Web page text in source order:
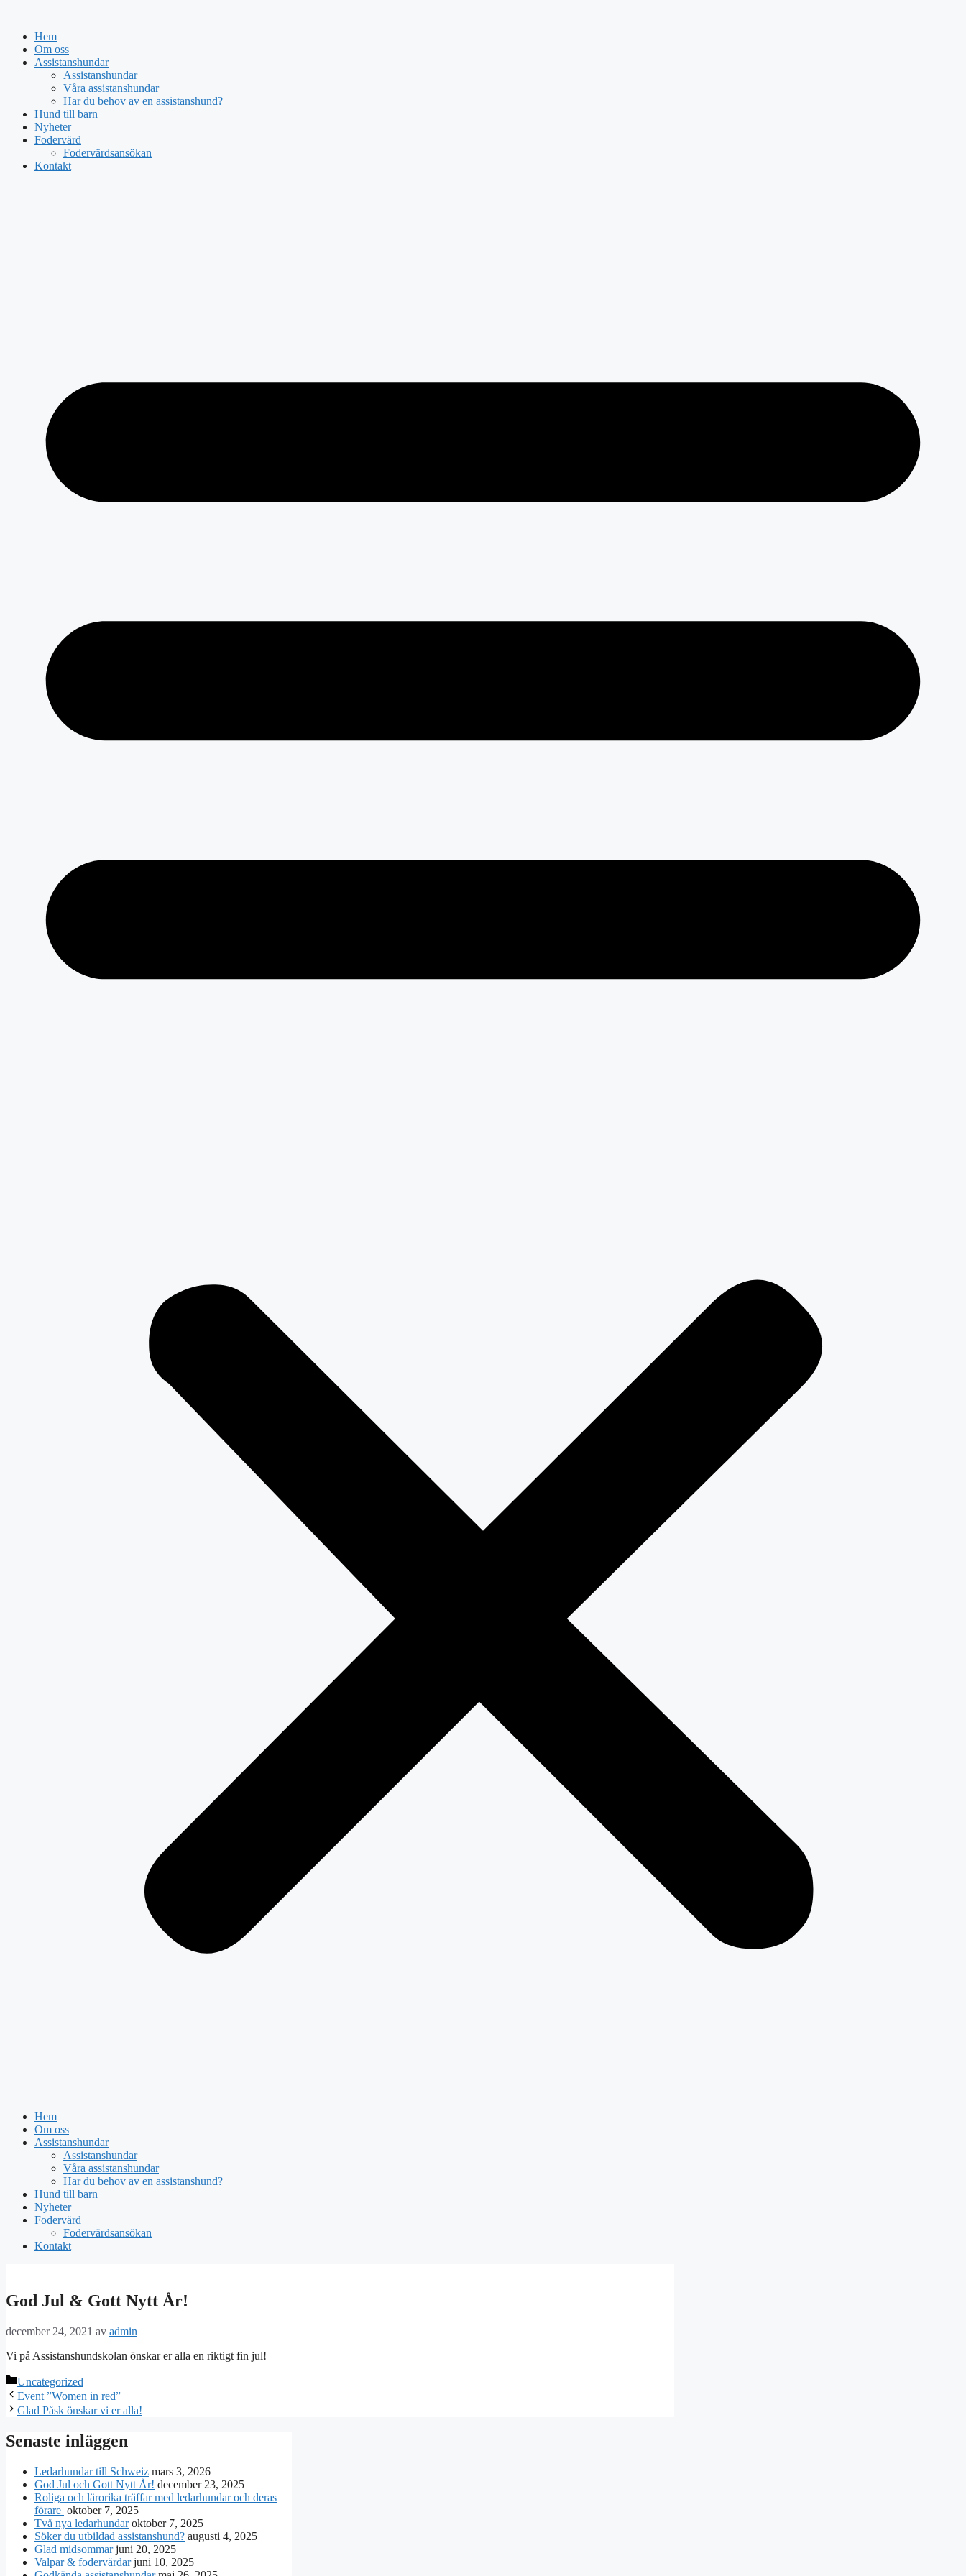
innehållHem
Om oss
Assistanshundar
Assistanshundar
Våra assistanshundar
Har du behov av en assistanshund?
Hund till barn
Nyheter
Fodervärd
Fodervärdsansökan
Kontakt
Hem
Om oss
Assistanshundar
Assistanshundar
Våra assistanshundar
Har du behov av en assistanshund?
Hund till barn
Nyheter
Fodervärd
Fodervärdsansökan
Kontakt
God Jul & Gott Nytt År!
december 24, 2021 av admin
Vi på Assistanshundskolan önskar er alla en riktigt fin jul!
Kategorier
Uncategorized
Event ”Women in red”
Glad Påsk önskar vi er alla!
Senaste inläggen
Ledarhundar till Schweiz mars 3, 2026
God Jul och Gott Nytt År! december 23, 2025
Roliga och lärorika träffar med ledarhundar och deras
förare oktober 7, 2025
Två nya ledarhundar oktober 7, 2025
Söker du utbildad assistanshund? augusti 4, 2025
Glad midsommar juni 20, 2025
Valpar & fodervärdar juni 10, 2025